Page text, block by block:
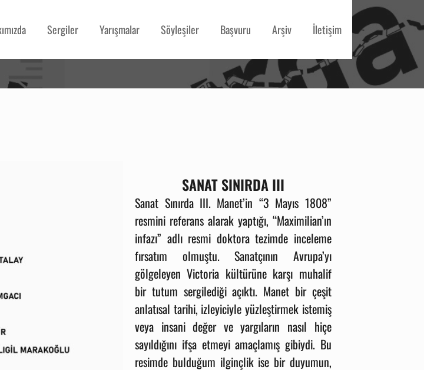
Sergiler Yarışmalar Söyleşiler Başvuru Arşiv İletişim
SANAT SINIRDA III
Sanat Sınırda III. Manet’in “3 Mayıs 1808”
resmini referans alarak yaptığı, “Maximilian’ın
infazı” adlı resmi doktora tezimde inceleme
fırsatım olmuştu. Sanatçının Avrupa’yı
gölgeleyen Victoria kültürüne karşı muhalif
bir tutum sergilediği açıktı. Manet bir çeşit
anlatısal tarihi, izleyiciyle yüzleştirmek istemiş
veya insani değer ve yargıların nasıl hiçe
sayıldığını ifşa etmeyi amaçlamış gibiydi. Bu
resimde bulduğum ilginçlik ise bir duyumun,